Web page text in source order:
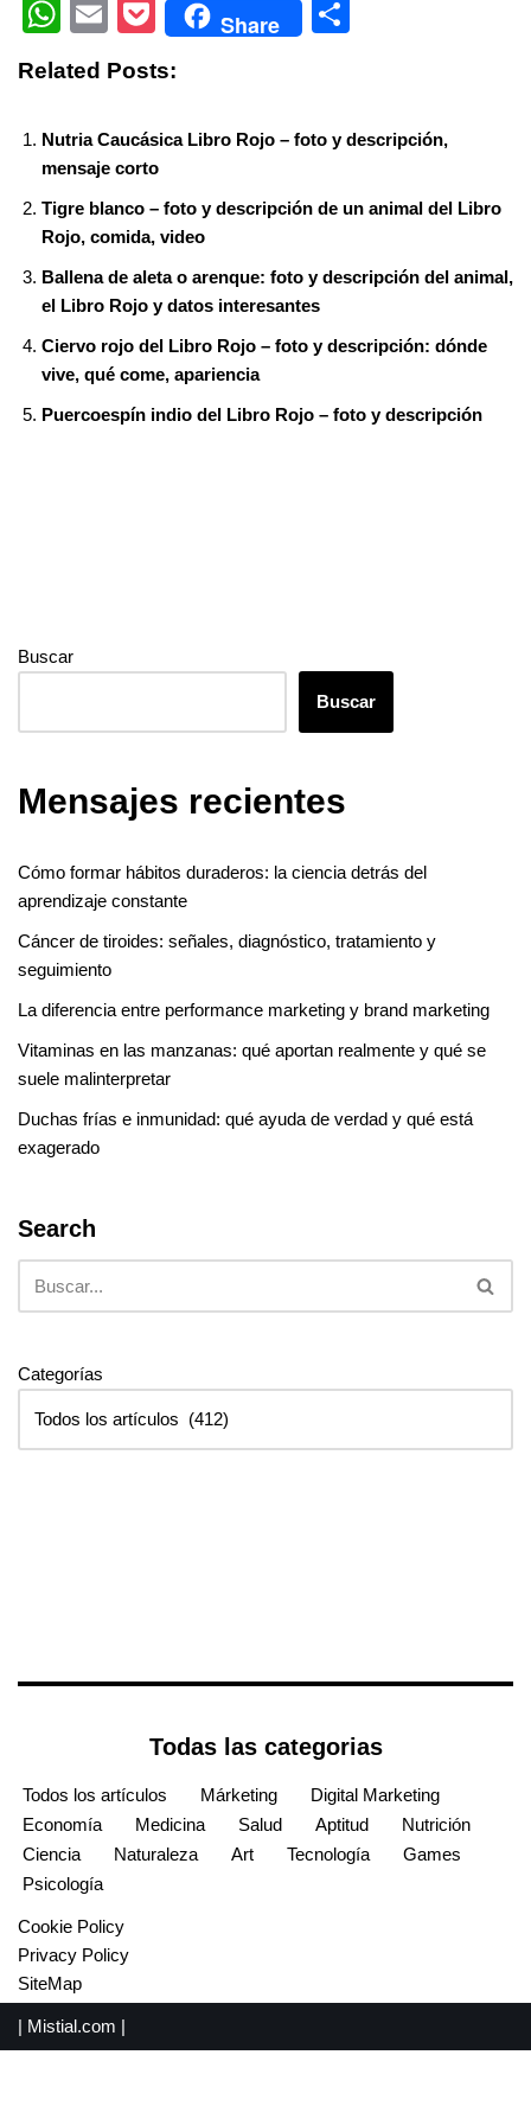
a
c
e
b
o
o
k
wi
tt
er
nt
er
e
st
u
m
r
e
d
n
k
dI
n
e
ss
n
g
er
a
m
W
h
at
s
A
p
p
E
m
ail
P
ck
et
Share
e
Related Posts:
Nutria Caucásica Libro Rojo – foto y descripción,
mensaje corto
Tigre blanco – foto y descripción de un animal del Libro
Rojo, comida, video
Ballena de aleta o arenque: foto y descripción del animal,
el Libro Rojo y datos interesantes
Ciervo rojo del Libro Rojo – foto y descripción: dónde
vive, qué come, apariencia
Puercoespín indio del Libro Rojo – foto y descripción
Buscar
Buscar
Mensajes recientes
Cómo formar hábitos duraderos: la ciencia detrás del
aprendizaje constante
Cáncer de tiroides: señales, diagnóstico, tratamiento y
seguimiento
La diferencia entre performance marketing y brand marketing
Vitaminas en las manzanas: qué aportan realmente y qué se
suele malinterpretar
Duchas frías e inmunidad: qué ayuda de verdad y qué está
exagerado
Search
Categorías
Todas las categorias
Todos los artículos Márketing
Digital Marketing
Economía
Medicina Salud Aptitud
Nutrición
Ciencia
Naturaleza Art Tecnología
Games
Psicología
Cookie Policy
Privacy Policy
SiteMap
| Mistial.com |